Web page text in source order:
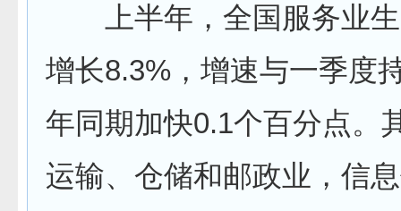
上半年，全国服务业生
增长8.3%，增速与一季度
年同期加快0.1个百分点。
运输、仓储和邮政业，信